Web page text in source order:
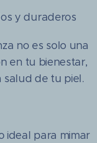
y duraderos
no es solo una
en tu bienestar,
salud de tu piel.
ideal para mimar